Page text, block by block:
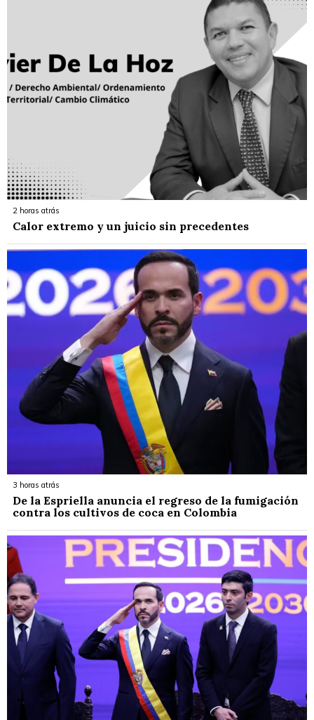
2 horas atrás
Calor extremo y un juicio sin precedentes
3 horas atrás
De la Espriella anuncia el regreso de la fumigación
contra los cultivos de coca en Colombia